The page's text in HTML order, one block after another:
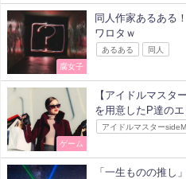
腐女子
同人作家あるある
ワロタｗ
あるある 同人
ゲーム
【アイドルマスタ
を用意したP達の
アイドルマスターsideM
「一生ものの推し